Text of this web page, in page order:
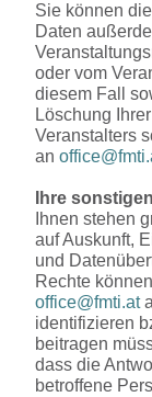
Sie können
Daten
oder vom
diesem Fall
Löschung
Veranstalters
an
Ihre
Ihnen stehen
auf Auskunft,
und
Rechte
office@fmti.at
identifizieren
beitragen
dass die
betroffene